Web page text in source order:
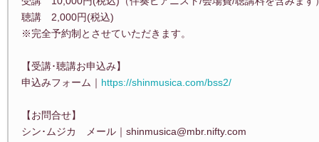
聴講 2,000円(税込)
※完全予約制とさせていただきます。
【受講･聴講お申込み】
申込みフォーム｜ https://shinmusica.com/bss2/
【お問合せ】
シン･ムジカ メール｜shinmusica@mbr.nifty.com